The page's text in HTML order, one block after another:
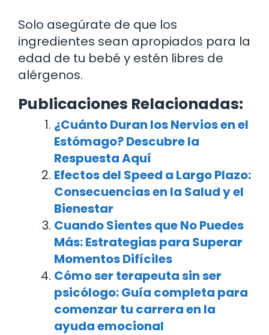
Solo asegúrate de que los
ingredientes sean apropiados para la
edad de tu bebé y estén libres de
alérgenos.
Publicaciones Relacionadas:
¿Cuánto Duran los Nervios en el
Estómago? Descubre la
Respuesta Aquí
Efectos del Speed a Largo Plazo:
Consecuencias en la Salud y el
Bienestar
Cuando Sientes que No Puedes
Más: Estrategias para Superar
Momentos Difíciles
Cómo ser terapeuta sin ser
psicólogo: Guía completa para
comenzar tu carrera en la
ayuda emocional